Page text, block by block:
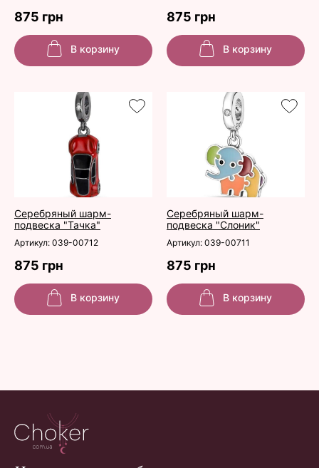
875 грн 875 грн
В корзину В корзину
Серебряный шарм-
подвеска "Тачка"
Серебряный шарм-
подвеска "Слоник"
Артикул: 039-00712 Артикул: 039-00711
875 грн 875 грн
В корзину В корзину